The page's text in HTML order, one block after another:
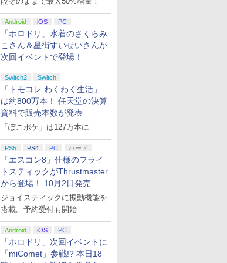
Android iOS PC
「ホロドリ」水着のさくらみ
こさん＆星街すいせいさんが
次回イベントで登場！
Switch2 Switch
「トモコレ わくわく生活」
は約800万本！ 任天堂の決算
資料で販売本数が発表
「ぽこポケ」は127万本に
PS5 PS4 PC ハード
「エスコン8」仕様のフライ
トスティックがThrustmaster
から登場！ 10月2日発売
ジョイスティックに振動機能を
搭載。予約受付も開始
Android iOS PC
「ホロドリ」次回イベントに
「miComet」参戦!? 本日18